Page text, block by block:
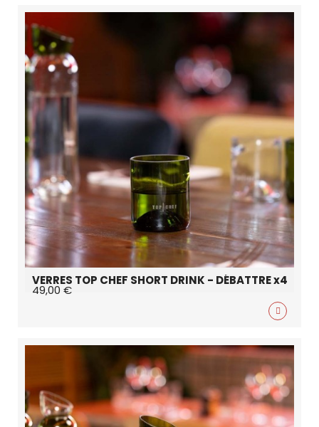
VERRES TOP CHEF SHORT DRINK - DÉBATTRE x4
49,00 €